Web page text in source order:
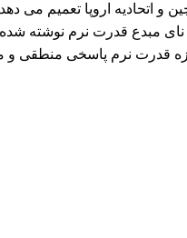
و اتحادیه اروپا تعمیم می
مبدع قدرت نرم نوشته
قدرت نرم پاسخی منطقی و